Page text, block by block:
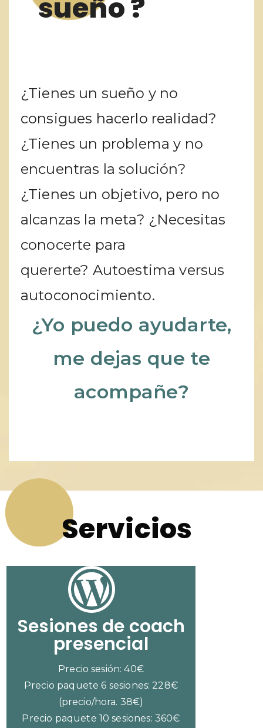
sueño ?
¿Tienes un sueño y no
consigues hacerlo realidad?
¿Tienes un problema y no
encuentras la solución?
¿Tienes un objetivo, pero no
alcanzas la meta? ¿Necesitas
conocerte para
quererte? Autoestima versus
autoconocimiento.
¿Yo puedo ayudarte,
me dejas que te
acompañe?
Servicios
Sesiones de coach
presencial
Precio sesión: 40€
Precio paquete 6 sesiones: 228€
(precio/hora. 38€)
Precio paquete 10 sesiones: 360€